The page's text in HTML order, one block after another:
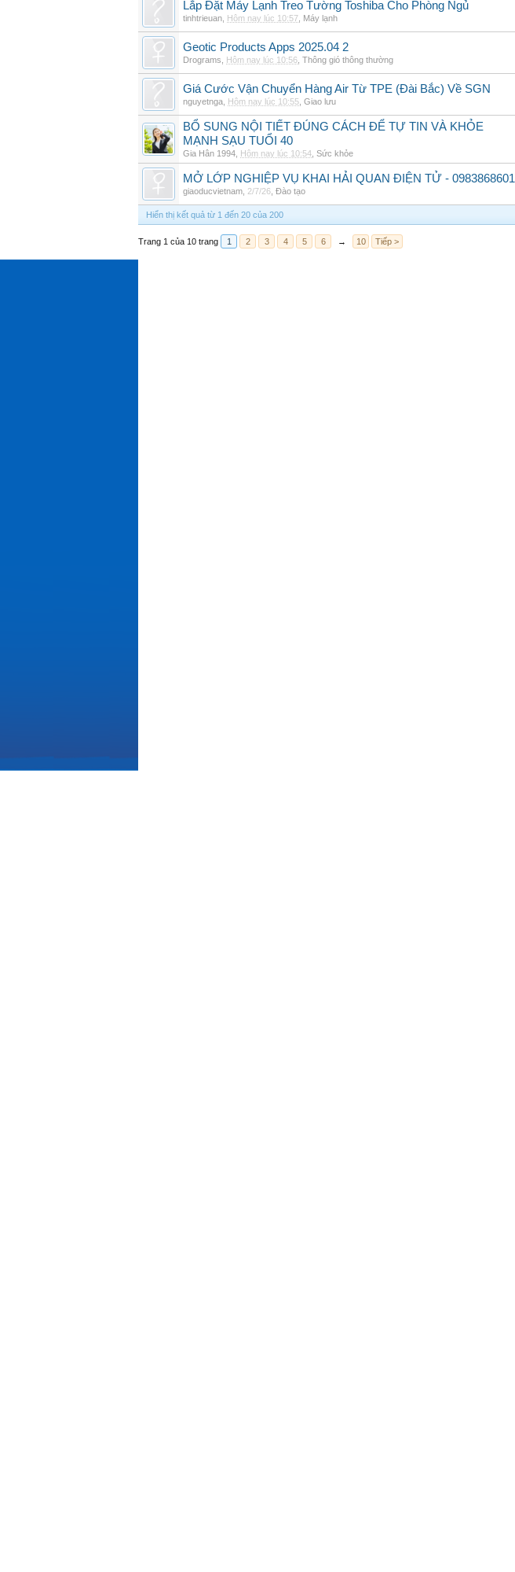
Lắp Đặt Máy Lạnh Treo Tường Toshiba Cho Phòng Ngủ
tinhtrieuan Hôm nay lúc 10:57 Máy lạnh
Geotic Products Apps 2025.04 2
Drograms Hôm nay lúc 10:56 Thông gió thông thường
Giá Cước Vận Chuyển Hàng Air Từ TPE (Đài Bắc) Về SGN
nguyetnga Hôm nay lúc 10:55 Giao lưu
BỔ SUNG NỘI TIẾT ĐÚNG CÁCH ĐỂ TỰ TIN VÀ KHỎE
MẠNH SẠU TUỔI 40
Gia Hân 1994 Hôm nay lúc 10:54 Sức khỏe
MỞ LỚP NGHIỆP VỤ KHAI HẢI QUAN ĐIỆN TỬ - 0983868601
giaoducvietnam 2/7/26 Đào tạo
Hiển thị kết quả từ 1 đến 20 của 200
Trang 1 của 10 trang 1 2 3 4 5 6 → 10 Tiếp >